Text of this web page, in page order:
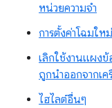
หน่วยความจำ
การตั้งค่าโฉมใหม่
เลิกใช้งานแผง
ถูกนำออกจากเ
ไฮไลต์อื่นๆ